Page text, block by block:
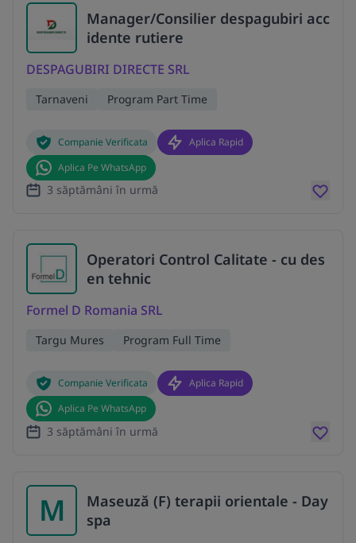
Manager/Consilier despagubiri acc
idente rutiere
DESPAGUBIRI DIRECTE SRL
Tarnaveni Program Part Time
Companie Verificata
Aplica Rapid
Aplica Pe WhatsApp
3 săptămâni în urmă
Operatori Control Calitate - cu des
en tehnic
Formel D Romania SRL
Targu Mures Program Full Time
Companie Verificata
Aplica Rapid
Aplica Pe WhatsApp
3 săptămâni în urmă
M
Maseuză (F) terapii orientale - Day
spa